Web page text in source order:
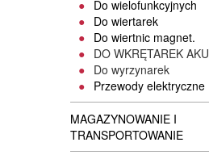
Do wielofunkcyjnych
Do wiertarek
Do wiertnic magnet.
DO WKRĘTAREK AKU
Do wyrzynarek
Przewody elektryczne
MAGAZYNOWANIE I
TRANSPORTOWANIE